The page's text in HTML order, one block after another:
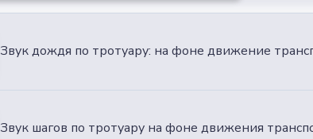
Звук дождя по тротуару: на фоне движение
Звук шагов по тротуару на фоне движения